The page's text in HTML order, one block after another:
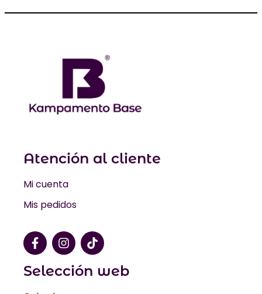
Atención al cliente
Mi cuenta
Mis pedidos
Selección web